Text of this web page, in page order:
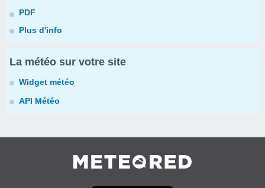
PDF
Plus d'info
La météo sur votre site
Widget météo
API Météo